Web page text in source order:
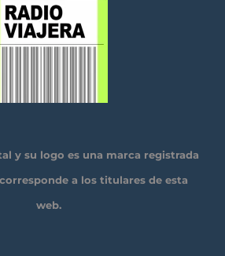
y su logo es una marca registrada
a los titulares de esta
web.